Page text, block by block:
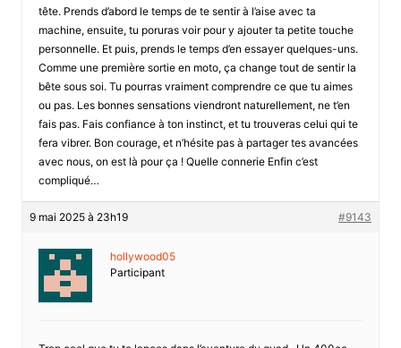
tête. Prends d’abord le temps de te sentir à l’aise avec ta
machine, ensuite, tu poruras voir pour y ajouter ta petite touche
personnelle. Et puis, prends le temps d’en essayer quelques-uns.
Comme une première sortie en moto, ça change tout de sentir la
bête sous soi. Tu pourras vraiment comprendre ce que tu aimes
ou pas. Les bonnes sensations viendront naturellement, ne t’en
fais pas. Fais confiance à ton instinct, et tu trouveras celui qui te
fera vibrer. Bon courage, et n’hésite pas à partager tes avancées
avec nous, on est là pour ça ! Quelle connerie Enfin c’est
compliqué…
9 mai 2025 à 23h19 #9143
hollywood05
Participant